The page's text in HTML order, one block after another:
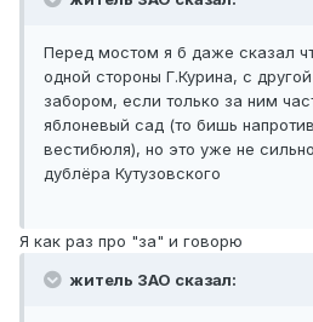
Перед мостом я б даже сказал
одной стороны Г.Курина, с
забором, если только за ним
яблоневый сад (то бишь
вестибюля), но это уже не
дублёра Кутузовского
Я как раз про "за" и говорю
житель ЗАО сказал: